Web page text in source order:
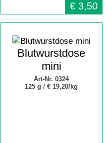
€ 3,50
Blutwurstdose
mini
Art-Nr. 0324
125 g /€ 19,20/kg